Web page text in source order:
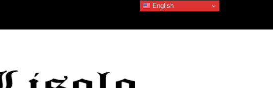
English